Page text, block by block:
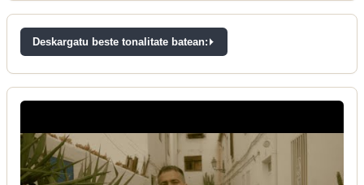
Deskargatu beste tonalitate batean: